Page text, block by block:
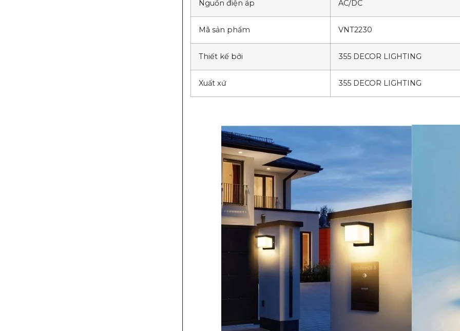
Nguồn điện áp AC/DC
Mã sản phẩm VNT2230
Thiết kế bởi 355 DECOR LIGHTING
Xuất xứ 355 DECOR LIGHTING